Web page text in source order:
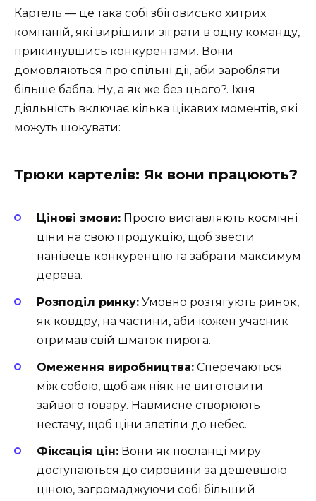
Картель — це така собі збіговисько хитрих
компаній, які вирішили зіграти в одну команду,
прикинувшись конкурентами. Вони
домовляються про спільні дії, аби заробляти
більше бабла. Ну, а як же без цього?. Їхня
діяльність включає кілька цікавих моментів, які
можуть шокувати:
Трюки картелів: Як вони працюють?
Цінові змови: Просто виставляють космічні
ціни на свою продукцію, щоб звести
нанівець конкуренцію та забрати максимум
дерева.
Розподіл ринку: Умовно розтягують ринок,
як ковдру, на частини, аби кожен учасник
отримав свій шматок пирога.
Омеження виробництва: Сперечаються
між собою, щоб аж ніяк не виготовити
зайвого товару. Навмисне створюють
нестачу, щоб ціни злетіли до небес.
Фіксація цін: Вони як посланці миру
доступаються до сировини за дешевшою
ціною, загромаджуючи собі більший